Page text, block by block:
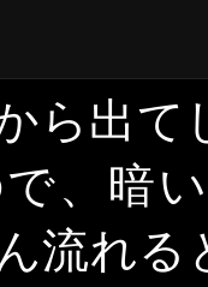
ら出て
、暗
流れ